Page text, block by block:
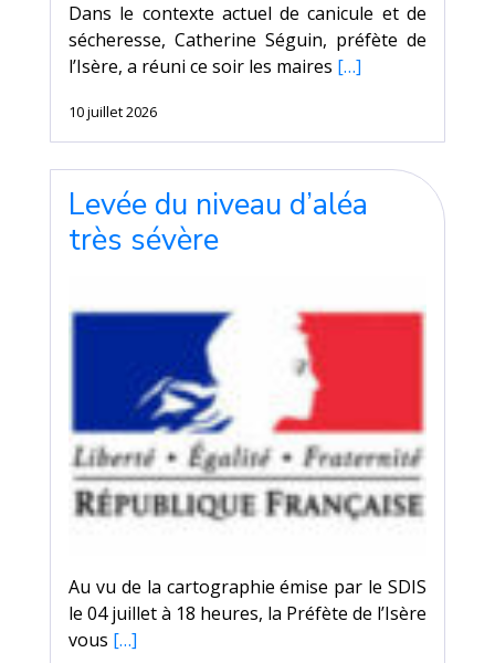
Dans le contexte actuel de canicule et de
sécheresse, Catherine Séguin, préfète de
l’Isère, a réuni ce soir les maires […]
10 juillet 2026
Levée du niveau d’aléa
très sévère
Au vu de la cartographie émise par le SDIS
le 04 juillet à 18 heures, la Préfète de l’Isère
vous […]